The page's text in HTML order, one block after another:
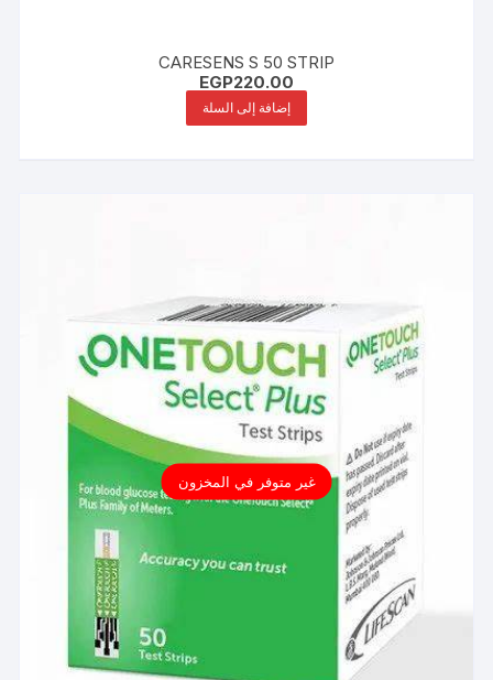
CARESENS S 50 STRIP
EGP220.00
إضافة إلى السلة
غير متوفر في المخزون